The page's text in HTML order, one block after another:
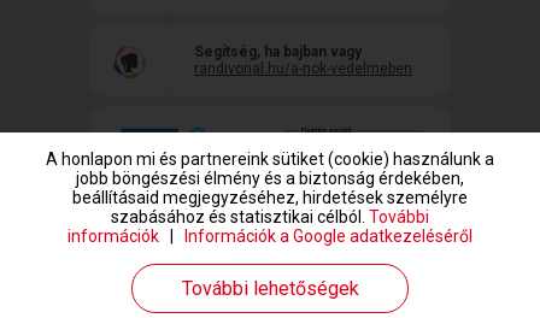
Segítség, ha bajban vagy
randivonal.hu/a-nok-vedelmeben
www.randivonal.hu © Copyright 1999-2026 Dating Central Europe Zrt.
A honlapon mi és partnereink sütiket (cookie) használunk a
jobb böngészési élmény és a biztonság érdekében,
beállításaid megjegyzéséhez, hirdetések személyre
szabásához és statisztikai célból. További
információk
Információk a Google adatkezeléséről
További lehetőségek